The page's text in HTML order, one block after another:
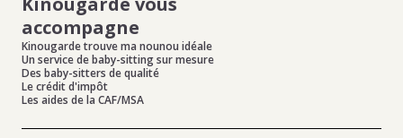
accompagne
Kinougarde trouve ma nounou idéale
Un service de baby-sitting sur mesure
Des baby-sitters de qualité
Le crédit d'impôt
Les aides de la CAF/MSA